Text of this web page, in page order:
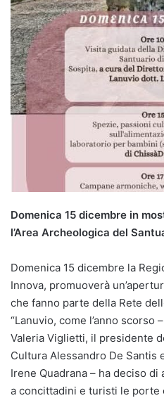
Domenica 15 dicembre in
l’Area Archeologica del
Domenica 15 dicembre la
Innova, promuoverà
che fanno parte della Rete
“Lanuvio, come l’anno scorso
Valeria Viglietti, il presidente
Cultura Alessandro De Santis
Irene Quadrana – ha deciso di
a concittadini e turisti le porte